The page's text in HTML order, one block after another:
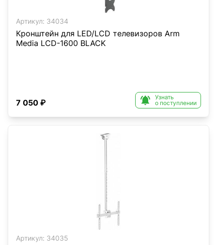
Артикул: 34034
Кронштейн для LED/LCD телевизоров Arm
Media LCD-1600 BLACK
7 050 ₽ 
Узнать
о поступлении
Артикул: 34035